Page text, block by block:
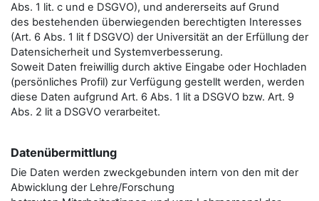
Abs. 1 lit. c und e DSGVO), und andererseits auf Grund
des bestehenden überwiegenden berechtigten Interesses
(Art. 6 Abs. 1 lit f DSGVO) der Universität an der Erfüllung der
Datensicherheit und Systemverbesserung.
Soweit Daten freiwillig durch aktive Eingabe oder Hochladen
(persönliches Profil) zur Verfügung gestellt werden, werden
diese Daten aufgrund Art. 6 Abs. 1 lit a DSGVO bzw. Art. 9
Abs. 2 lit a DSGVO verarbeitet.
Datenübermittlung
Die Daten werden zweckgebunden intern von den mit der
Abwicklung der Lehre/Forschung